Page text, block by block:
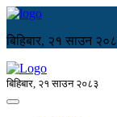
बिहिबार, २१ साउन
बिहिबार, २१ साउन २०८३